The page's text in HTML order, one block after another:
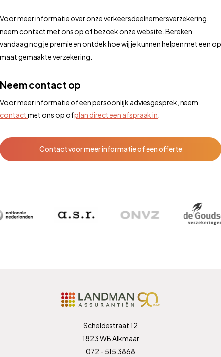
Voor meer informatie over onze verkeersdeelnemersverzekering,
neem contact met ons op of bezoek onze website. Bereken
vandaag nog je premie en ontdek hoe wij je kunnen helpen met een op
maat gemaakte verzekering.
Neem contact op
Voor meer informatie of een persoonlijk adviesgesprek, neem
contactmet ons op ofplan direct een afspraak in
Contact voor meer informatie of een offerte
Scheldestraat 12
1823 WB Alkmaar
072 - 515 3868